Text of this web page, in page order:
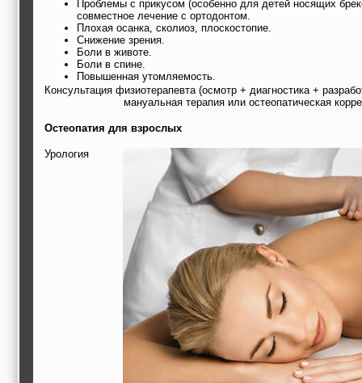
Проблемы с прикусом (особенно для детей носящих
совместное лечение с ортодонтом.
Плохая осанка, сколиоз, плоскостопие.
Снижение зрения.
Боли в животе.
Боли в спине.
Повышенная утомляемость.
Консультация физиотерапевта (осмотр + диагностика +
мануальная терапия или остеопатическая
Остеопатия для взрослых
Урология